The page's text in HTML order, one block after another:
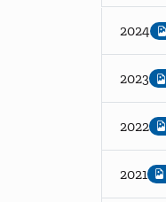
2024
2023
2022
2021